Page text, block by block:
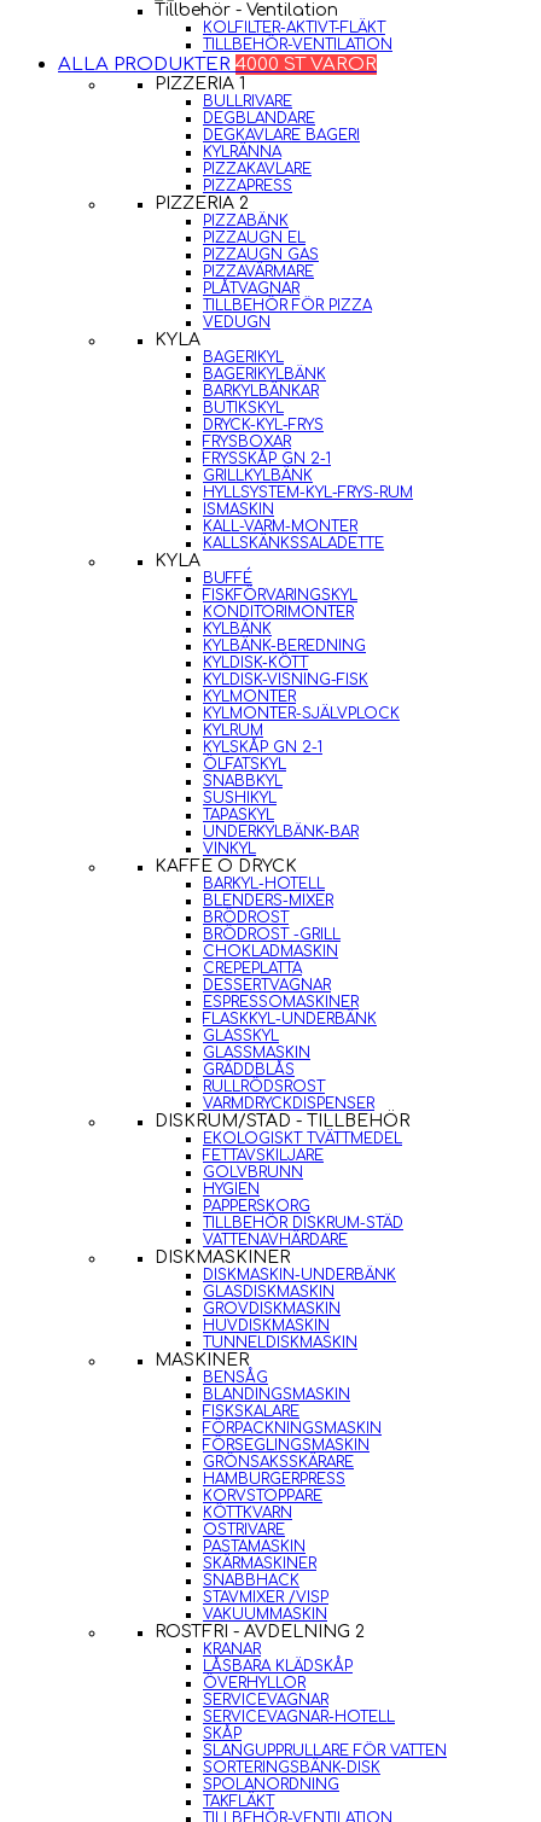
Tillbehör - Ventilation
KOLFILTER-AKTIVT-FLÄKT
TILLBEHÖR-VENTILATION
ALLA PRODUKTER 4000 ST VAROR
PIZZERIA 1
BULLRIVARE
DEGBLANDARE
DEGKAVLARE BAGERI
KYLRÄNNA
PIZZAKAVLARE
PIZZAPRESS
PIZZERIA 2
PIZZABÄNK
PIZZAUGN EL
PIZZAUGN GAS
PIZZAVÄRMARE
PLÅTVAGNAR
TILLBEHÖR FÖR PIZZA
VEDUGN
KYLA
BAGERIKYL
BAGERIKYLBÄNK
BARKYLBÄNKAR
BUTIKSKYL
DRYCK-KYL-FRYS
FRYSBOXAR
FRYSSKÅP GN 2-1
GRILLKYLBÄNK
HYLLSYSTEM-KYL-FRYS-RUM
ISMASKIN
KALL-VARM-MONTER
KALLSKÄNKSSALADETTE
KYLA
BUFFÉ
FISKFÖRVARINGSKYL
KONDITORIMONTER
KYLBÄNK
KYLBÄNK-BEREDNING
KYLDISK-KÖTT
KYLDISK-VISNING-FISK
KYLMONTER
KYLMONTER-SJÄLVPLOCK
KYLRUM
KYLSKÅP GN 2-1
ÖLFATSKYL
SNABBKYL
SUSHIKYL
TAPASKYL
UNDERKYLBÄNK-BAR
VINKYL
KAFFE O DRYCK
BARKYL-HOTELL
BLENDERS-MIXER
BRÖDROST
BRÖDROST -GRILL
CHOKLADMASKIN
CREPEPLATTA
DESSERTVAGNAR
ESPRESSOMASKINER
FLASKKYL-UNDERBÄNK
GLASSKYL
GLASSMASKIN
GRÄDDBLÅS
RULLRÖDSROST
VARMDRYCKDISPENSER
DISKRUM/STÄD - TILLBEHÖR
EKOLOGISKT TVÄTTMEDEL
FETTAVSKILJARE
GOLVBRUNN
HYGIEN
PAPPERSKORG
TILLBEHÖR DISKRUM-STÄD
VATTENAVHÄRDARE
DISKMASKINER
DISKMASKIN-UNDERBÄNK
GLASDISKMASKIN
GROVDISKMASKIN
HUVDISKMASKIN
TUNNELDISKMASKIN
MASKINER
BENSÅG
BLANDINGSMASKIN
FISKSKALARE
FÖRPACKNINGSMASKIN
FÖRSEGLINGSMASKIN
GRÖNSAKSSKÄRARE
HAMBURGERPRESS
KORVSTOPPARE
KÖTTKVARN
OSTRIVARE
PASTAMASKIN
SKÄRMASKINER
SNABBHACK
STAVMIXER /VISP
VAKUUMMASKIN
ROSTFRI - AVDELNING 2
KRANAR
LÅSBARA KLÄDSKÅP
ÖVERHYLLOR
SERVICEVAGNAR
SERVICEVAGNAR-HOTELL
SKÅP
SLANGUPPRULLARE FÖR VATTEN
SORTERINGSBÄNK-DISK
SPOLANORDNING
TAKFLÄKT
TILLBEHÖR-VENTILATION